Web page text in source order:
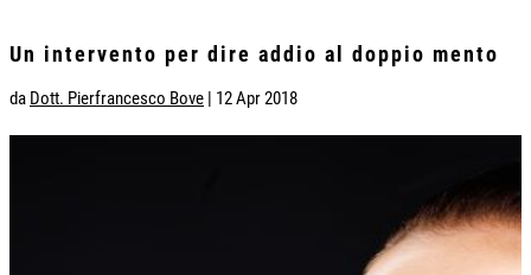
Un intervento per dire addio al doppio mento
da Dott. Pierfrancesco Bove | 12 Apr 2018